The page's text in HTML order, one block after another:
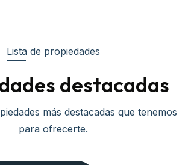
Lista de propiedades
destacadas
más destacadas que tenemos
para ofrecerte.